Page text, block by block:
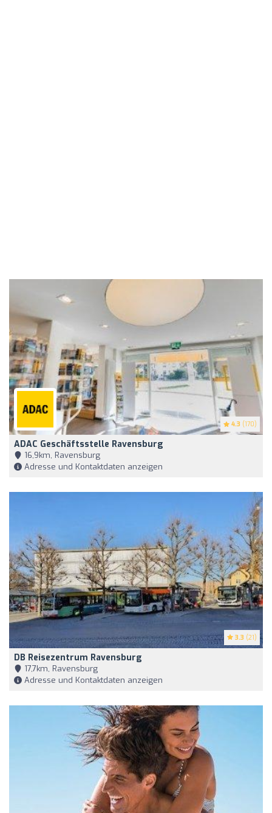
4.3 (170)
ADAC Geschäftsstelle Ravensburg
16,9km, Ravensburg
Adresse und Kontaktdaten anzeigen
3.3 (21)
DB Reisezentrum Ravensburg
17,7km, Ravensburg
Adresse und Kontaktdaten anzeigen